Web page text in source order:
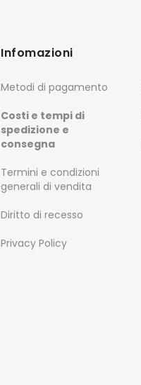
Infomazioni
Metodi di pagamento
Costi e tempi di
spedizione e
consegna
Termini e condizioni
generali di vendita
Diritto di recesso
Privacy Policy